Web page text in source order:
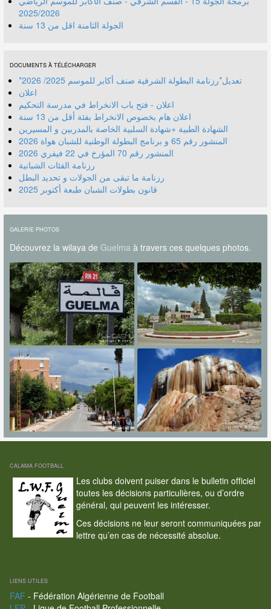
2025/2026
الجولة الثامنة اقل من 13 سنة
DOCUMENTS À TÉLÉCHARGER
*تعديل*رزنامة البطولة الشرفية صنف أكابر للموسم 2025/ 2026
اعلان
اعلان - فتح باب الانخراط في مدرسة التحكيم
اعلان هام بخصوص الانخراط بفئة أقل من 13 سنة
الشهادة الطبية +شهادة السلبية الخاصة بالمدربين و المسيرين
المنشور رقم 70 المؤرخ في 22 فيفري 2026
رزنامة الفئات الشبانية
رزنامة ما تبقى من الجولات و تحديد البطل
قانون بطولات الشبان طبعة أكتوبر 2025
GALERIE PHOTOS
Découvrez la wilaya de Guelmaà travers ces quelques photos.
CALAMA FOOTBALL
Les clubs doivent puiser dans le bulletin officiel
toutes les décisions particulières, ou d’ordre
général, qui peuvent les intéresser.
Ces décisions ne leur seront communiquées par
lettre qu’en cas de nécessité absolue.
LIENS UTILES
FAF - Fédération Algérienne de Football